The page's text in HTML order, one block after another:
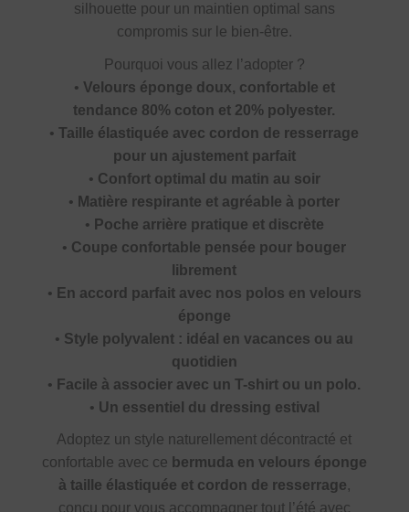
silhouette pour un maintien optimal sans
compromis sur le bien-être.
Pourquoi vous allez l’adopter ?
• Velours éponge doux, confortable et
tendance 80% coton et 20% polyester.
•Taille élastiquée avec cordon de resserrage
pour un ajustement parfait
• Confort optimal du matin au soir
• Matière respirante et agréable à porter
• Poche arrière pratique et discrète
• Coupe confortable pensée pour bouger
librement
• En accord parfait avec nos polos en velours
éponge
• Style polyvalent : idéal en vacances ou au
quotidien
• Facile à associer avec un T-shirt ou un polo.
• Un essentiel du dressing estival
Adoptez un style naturellement décontracté et
confortable avec ce bermuda en velours éponge
à taille élastiquée et cordon de resserrage,
conçu pour vous accompagner tout l’été avec